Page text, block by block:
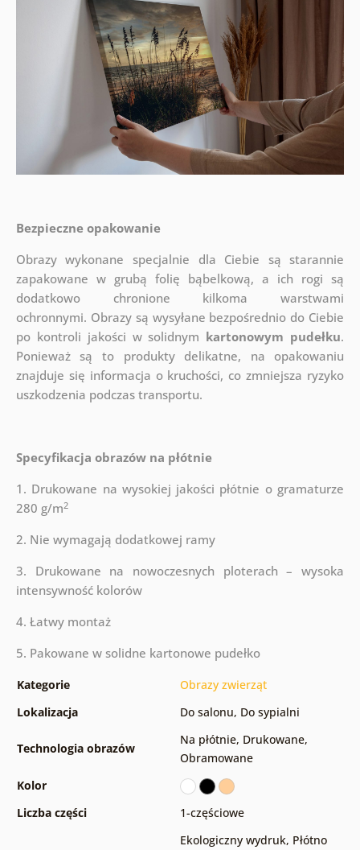
Bezpieczne opakowanie
Obrazy wykonane specjalnie dla Ciebie są starannie
zapakowane w grubą folię bąbelkową, a ich rogi są
dodatkowo chronione kilkoma warstwami
ochronnymi. Obrazy są wysyłane bezpośrednio do Ciebie
po kontroli jakości w solidnym kartonowym pudełku.
Ponieważ są to produkty delikatne, na opakowaniu
znajduje się informacja o kruchości, co zmniejsza ryzyko
uszkodzenia podczas transportu.
Specyfikacja obrazów na płótnie
1. Drukowane na wysokiej jakości płótnie o gramaturze
280 g/m2
2. Nie wymagają dodatkowej ramy
3. Drukowane na nowoczesnych ploterach – wysoka
intensywność kolorów
4. Łatwy montaż
5. Pakowane w solidne kartonowe pudełko
Kategorie
Obrazy zwierząt
Lokalizacja
Do salonu, Do sypialni
Technologia obrazów
Na płótnie, Drukowane,
Obramowane
Kolor
Liczba części
1-częściowe
Ekologiczny wydruk, Płótno